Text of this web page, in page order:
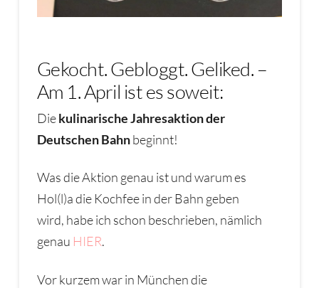
Gekocht. Gebloggt. Geliked. –
Am 1. April ist es soweit:
Diekulinarische Jahresaktion der
Deutschen Bahnbeginnt!
Was die Aktion genau ist und warum es
Hol(l)a die Kochfee in der Bahn geben
wird, habe ich schon beschrieben, nämlich
genau HIER.
Vor kurzem war in München die